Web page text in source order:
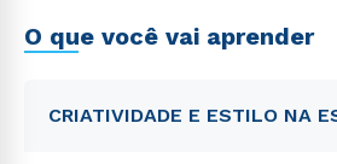
O que você vai aprender
CRIATIVIDADE E ESTILO NA